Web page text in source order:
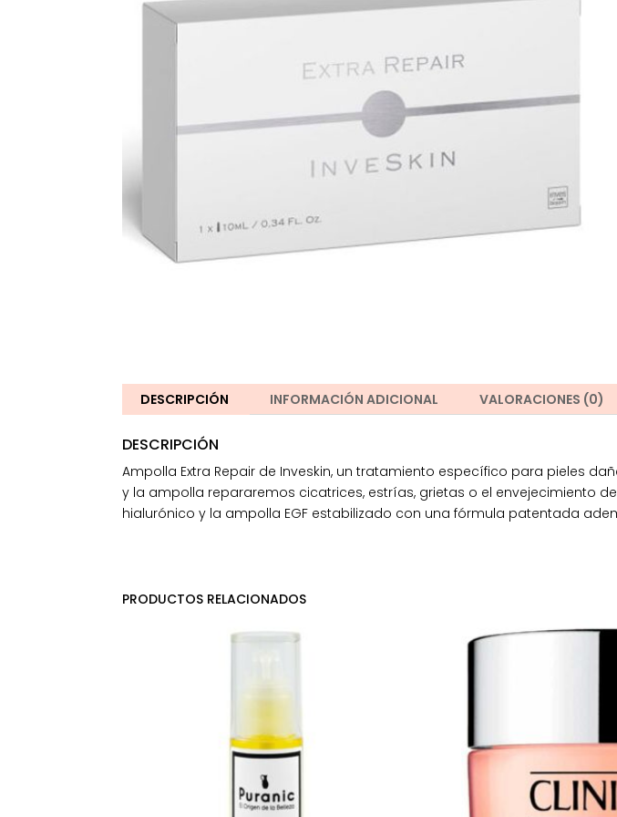
DESCRIPCIÓN INFORMACIÓN ADICIONAL VALORACIONES (0)
DESCRIPCIÓN
Ampolla Extra Repair de Inveskin, un tratamiento específico para pieles
y la ampolla repararemos cicatrices, estrías, grietas o el envejecimiento
hialurónico y la ampolla EGF estabilizado con una fórmula patentada
PRODUCTOS RELACIONADOS